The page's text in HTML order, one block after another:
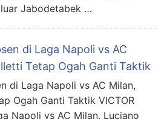
Jabodetabek …
di Laga Napoli vs AC
Tetap Ogah Ganti Taktik
di Laga Napoli vs AC Milan,
Ogah Ganti Taktik VICTOR
Napoli vs AC Milan, Luciano